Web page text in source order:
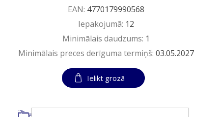
EAN: 4770179990568
Iepakojumā: 12
Minimālais daudzums: 1
Minimālais preces derīguma termiņš: 03.05.2027
Ielikt grozā